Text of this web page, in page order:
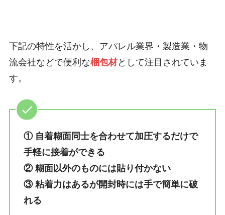
下記の特性を活かし、アパレル業界・製造業・物
流会社などで便利な梱包材として注目されていま
す。
① 自着糊面同士を合わせて加圧するだけで
手軽に接着ができる
② 糊面以外のものには貼り付かない
③ 粘着力はあるが開封時には手で簡単に破
れる